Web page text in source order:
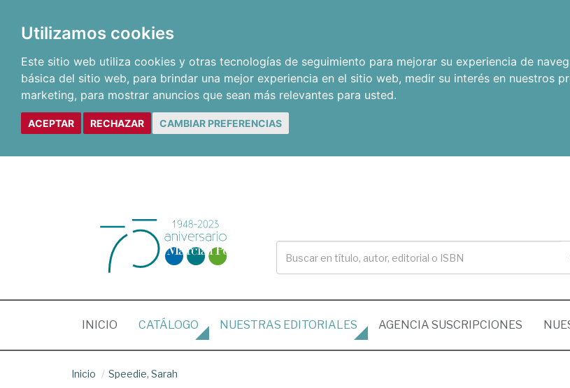
Utilizamos cookies
Este sitio web utiliza cookies y otras tecnologías de seguimiento para mejorar su experiencia de
básica del sitio web, para brindar una mejor experiencia en el sitio web, medir su interés en nuestros
marketing, para mostrar anuncios que sean más relevantes para usted.
ACEPTAR RECHAZAR CAMBIAR PREFERENCIAS
INICIO (CURRENT)
CATÁLOGO NUESTRAS EDITORIALES AGENCIA SUSCRIPCIONES
Inicio Speedie, Sarah